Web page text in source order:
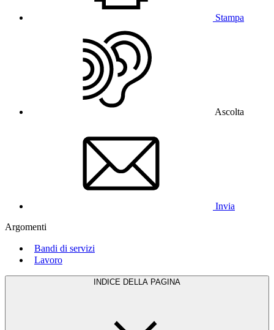
Stampa
Ascolta
Invia
Argomenti
Bandi di servizi
Lavoro
INDICE DELLA PAGINA